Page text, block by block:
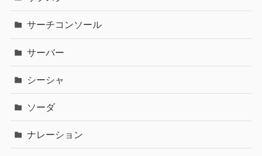
サーチコンソール
サーバー
シーシャ
ソーダ
ナレーション